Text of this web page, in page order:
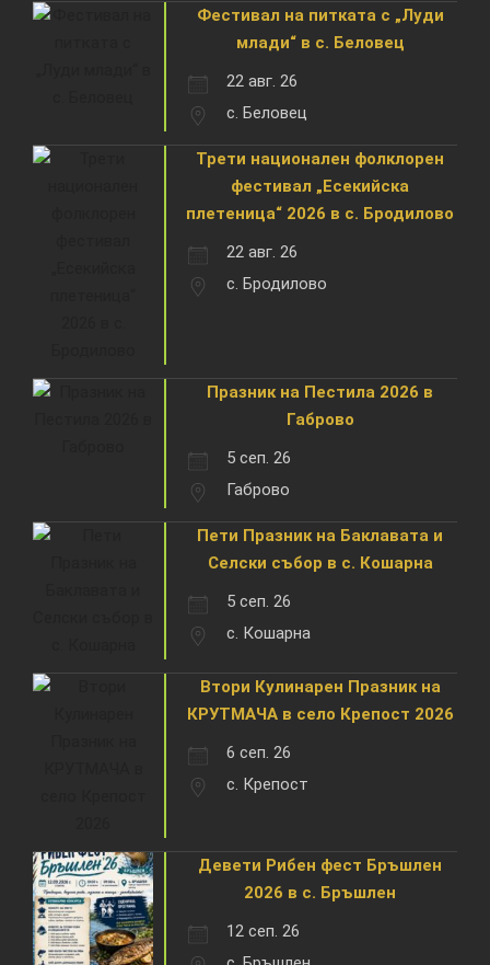
Фестивал на питката с „Луди
млади“ в с. Беловец
22 авг. 26
с. Беловец
Трети национален фолклорен
фестивал „Есекийска
плетеница“ 2026 в с. Бродилово
22 авг. 26
с. Бродилово
Празник на Пестила 2026 в
Габрово
5 сеп. 26
Габрово
Пети Празник на Баклавата и
Селски събор в с. Кошарна
5 сеп. 26
с. Кошарна
Втори Кулинарен Празник на
КРУТМАЧА в село Крепост 2026
6 сеп. 26
с. Крепост
Девети Рибен фест Бръшлен
2026 в с. Бръшлен
12 сеп. 26